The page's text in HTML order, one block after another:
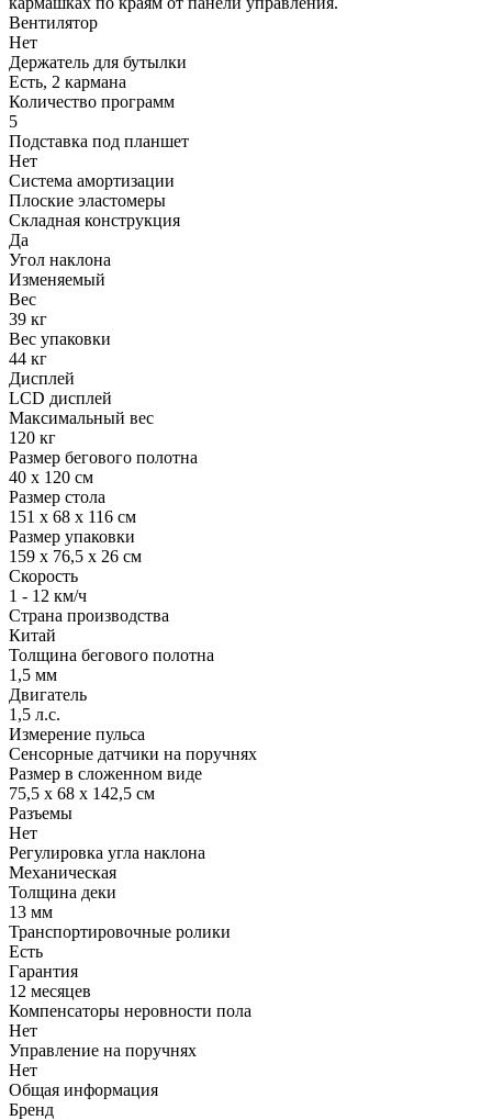
Вентилятор
Нет
Держатель для бутылки
Есть, 2 кармана
Количество программ
5
Подставка под планшет
Нет
Система амортизации
Плоские эластомеры
Складная конструкция
Да
Угол наклона
Изменяемый
Вес
39 кг
Вес упаковки
44 кг
Дисплей
LCD дисплей
Максимальный вес
120 кг
Размер бегового полотна
40 х 120 см
Размер стола
151 х 68 х 116 см
Размер упаковки
159 х 76,5 х 26 см
Скорость
1 - 12 км/ч
Страна производства
Китай
Толщина бегового полотна
1,5 мм
Двигатель
1,5 л.с.
Измерение пульса
Сенсорные датчики на поручнях
Размер в сложенном виде
75,5 х 68 х 142,5 см
Разъемы
Нет
Регулировка угла наклона
Механическая
Толщина деки
13 мм
Транспортировочные ролики
Есть
Гарантия
12 месяцев
Компенсаторы неровности пола
Нет
Управление на поручнях
Нет
Общая информация
Бренд